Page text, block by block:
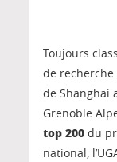
Toujours
de
de Shanghai
Grenoble
top 200 du
national,